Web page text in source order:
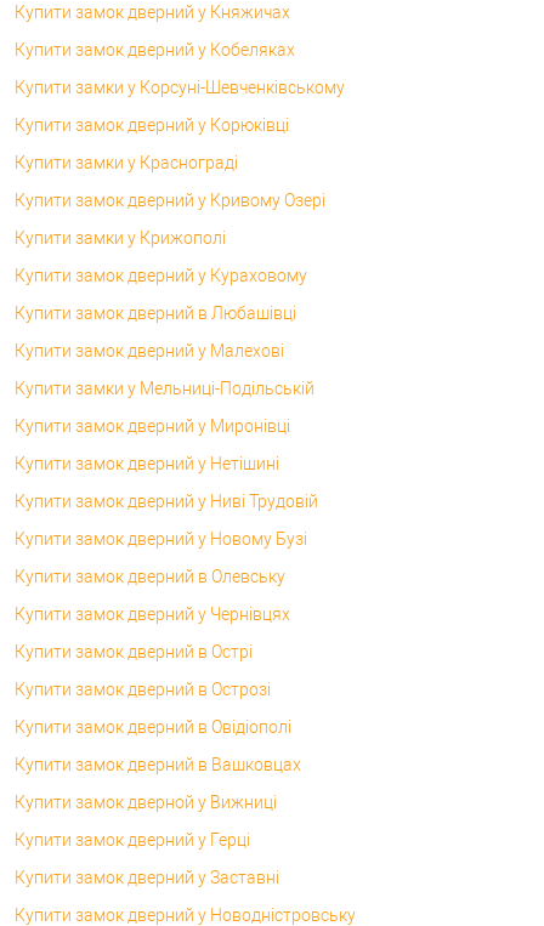
Купити замок дверний у Княжичах
Купити замок дверний у Кобеляках
Купити замки у Корсунi-Шевченківському
Купити замок дверний у Корюківці
Купити замки у Краснограді
Купити замок дверний у Кривому Озері
Купити замки у Крижополі
Купити замок дверний у Кураховому
Купити замок дверний в Любашівці
Купити замок дверний у Малехові
Купити замки у Мельниці-Подільській
Купити замок дверний у Миронівці
Купити замок дверний у Нетішині
Купити замок дверний у Ниві Трудовій
Купити замок дверний у Новому Бузі
Купити замок дверний в Олевську
Купити замок дверний у Чернівцях
Купити замок дверний в Острі
Купити замок дверний в Острозі
Купити замок дверний в Овідіополі
Купити замок дверний в Вашковцах
Купити замок дверной у Вижниці
Купити замок дверний у Герці
Купити замок дверний у Заставні
Купити замок дверний у Новодністровську